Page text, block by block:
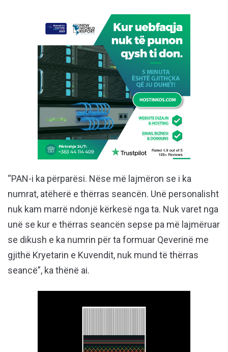
“PAN-i ka përparësi. Nëse më lajmëron se i ka
numrat, atëherë e thërras seancën. Unë personalisht
nuk kam marrë ndonjë kërkesë nga ta. Nuk varet nga
unë se kur e thërras seancën sepse pa më lajmëruar
se dikush e ka numrin për ta formuar Qeverinë me
gjithë Kryetarin e Kuvendit, nuk mund të thërras
seancë”, ka thënë ai.